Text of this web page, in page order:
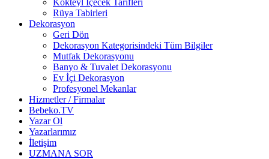
Kokteyl İçecek Tarifleri
Rüya Tabirleri
Dekorasyon
Geri Dön
Dekorasyon Kategorisindeki Tüm Bilgiler
Mutfak Dekorasyonu
Banyo & Tuvalet Dekorasyonu
Ev İçi Dekorasyon
Profesyonel Mekanlar
Hizmetler / Firmalar
Bebeko.TV
Yazar Ol
Yazarlarımız
İletişim
UZMANA SOR